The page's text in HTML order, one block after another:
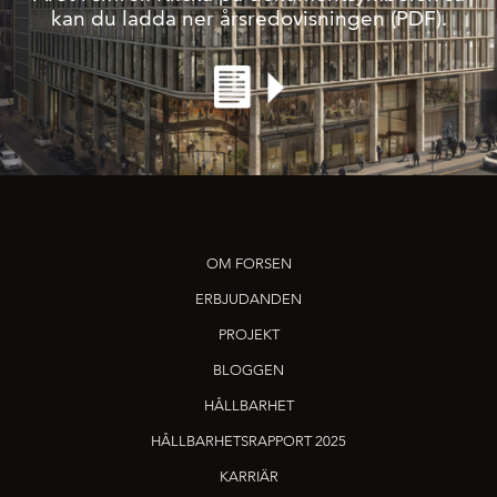
kan du ladda ner årsredovisningen (PDF).
OM FORSEN
ERBJUDANDEN
PROJEKT
BLOGGEN
HÅLLBARHET
HÅLLBARHETSRAPPORT 2025
KARRIÄR